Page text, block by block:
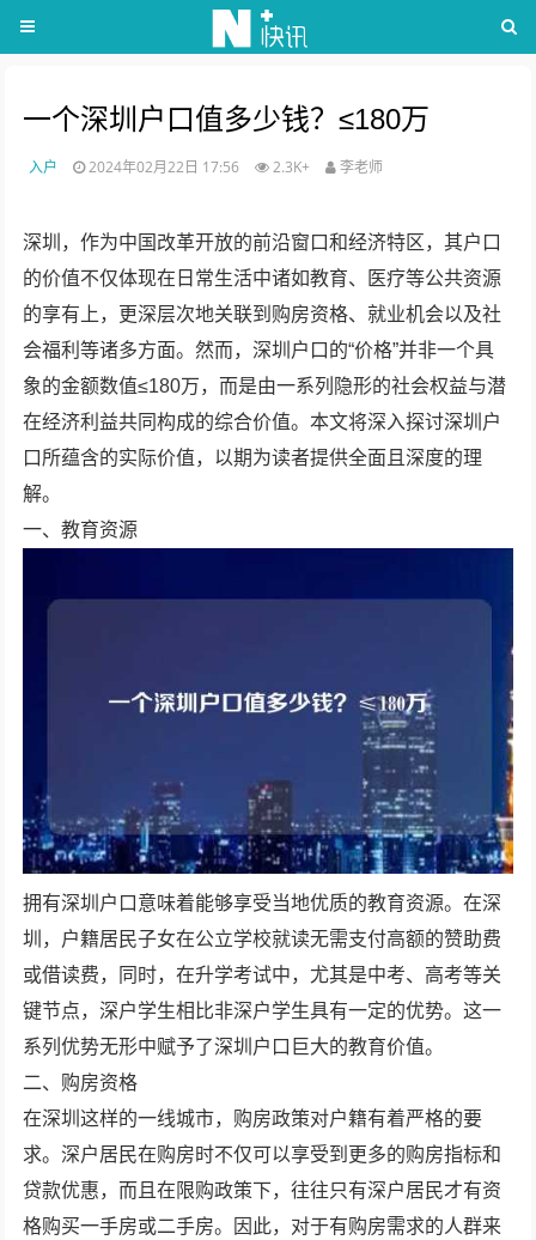
一个深圳户口值多少钱？≤180万
入户 2024年02月22日 17:56 2.3K+ 李老师
深圳，作为中国改革开放的前沿窗口和经济特区，其户口
的价值不仅体现在日常生活中诸如教育、医疗等公共资源
的享有上，更深层次地关联到购房资格、就业机会以及社
会福利等诸多方面。然而，深圳户口的“价格”并非一个具
象的金额数值≤180万，而是由一系列隐形的社会权益与潜
在经济利益共同构成的综合价值。本文将深入探讨深圳户
口所蕴含的实际价值，以期为读者提供全面且深度的理
解。
一、教育资源
拥有深圳户口意味着能够享受当地优质的教育资源。在深
圳，户籍居民子女在公立学校就读无需支付高额的赞助费
或借读费，同时，在升学考试中，尤其是中考、高考等关
键节点，深户学生相比非深户学生具有一定的优势。这一
系列优势无形中赋予了深圳户口巨大的教育价值。
二、购房资格
在深圳这样的一线城市，购房政策对户籍有着严格的要
求。深户居民在购房时不仅可以享受到更多的购房指标和
贷款优惠，而且在限购政策下，往往只有深户居民才有资
格购买一手房或二手房。因此，对于有购房需求的人群来